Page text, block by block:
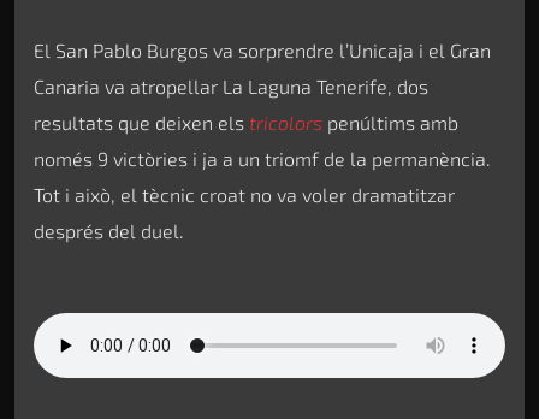
El San Pablo Burgos va sorprendre l’Unicaja i el Gran
Canaria va atropellar La Laguna Tenerife, dos
resultats que deixen els tricolors penúltims amb
només 9 victòries i ja a un triomf de la permanència.
Tot i això, el tècnic croat no va voler dramatitzar
després del duel.